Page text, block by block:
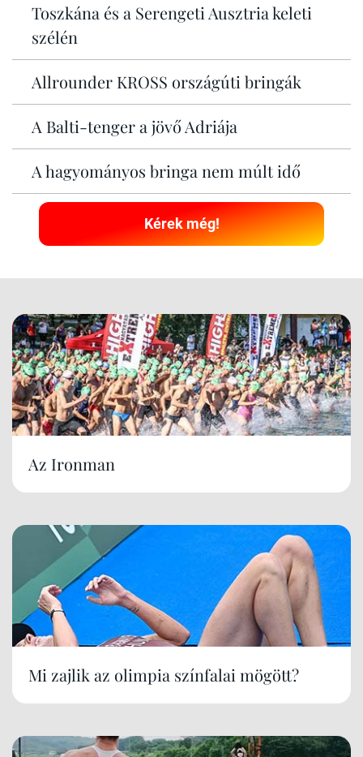
Toszkána és a Serengeti Ausztria keleti
szélén
Allrounder KROSS országúti bringák
A Balti-tenger a jövő Adriája
A hagyományos bringa nem múlt idő
Kérek még!
Az Ironman
Mi zajlik az olimpia színfalai mögött?